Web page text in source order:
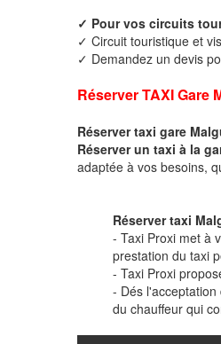
✓ Pour vos circuits
✓ Circuit touristique et
✓ Demandez un devis
Réserver TAXI Gare
Réserver taxi gare
Réserver un taxi à la
adaptée à vos besoins,
Réserver taxi
- Taxi Proxi met à
prestation du taxi
- Taxi Proxi
- Dés
du chauffeur qui